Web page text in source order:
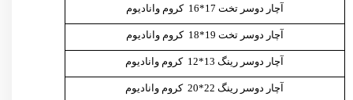
آچار دوسر تخت 17*16 کروم وانادیوم
آچار دوسر تخت 19*18 کروم وانادیوم
آچار دوسر رینگ 13*12 کروم وانادیوم
آچار دوسر رینگ 22*20 کروم وانادیوم